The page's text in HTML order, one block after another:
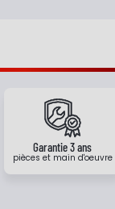
Garantie 3 ans
pièces et main d'oeuvre